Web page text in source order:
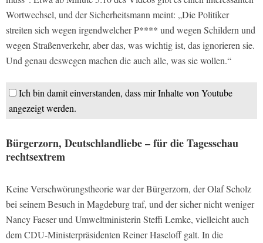
Wortwechsel, und der Sicherheitsmann meint: „Die Politiker
streiten sich wegen irgendwelcher P**** und wegen Schildern und
wegen Straßenverkehr, aber das, was wichtig ist, das ignorieren sie.
Und genau deswegen machen die auch alle, was sie wollen.“
Ich bin damit einverstanden, dass mir Inhalte von Youtube
angezeigt werden.
Bürgerzorn, Deutschlandliebe – für die Tagesschau
rechtsextrem
Keine Verschwörungstheorie war der Bürgerzorn, der Olaf Scholz
bei seinem Besuch in Magdeburg traf, und der sicher nicht weniger
Nancy Faeser und Umweltministerin Steffi Lemke, vielleicht auch
dem CDU-Ministerpräsidenten Reiner Haseloff galt. In die